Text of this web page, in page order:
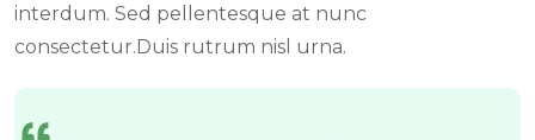
interdum. Sed pellentesque at nunc
consectetur.Duis rutrum nisl urna.